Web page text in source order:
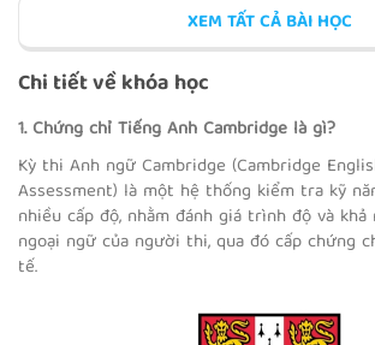
THE BODY AND THE FACE:
CLOTHES: STARTERS
BÀI KIỂM TRA TUẦN 1
XEM TẤT CẢ BÀI HỌC
Chi tiết về khóa học
1. Chứng chỉ Tiếng Anh Cambridge là gì?
Kỳ thi Anh ngữ Cambridge (Cambridge
Assessment) là một hệ thống kiểm tra kỹ
nhiều cấp độ, nhằm đánh giá trình độ và khả
ngoại ngữ của người thi, qua đó cấp chứng
tế.